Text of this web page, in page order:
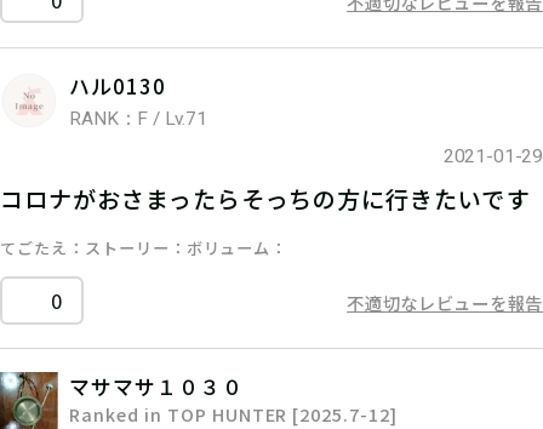
ハル0130
RANK：F / Lv.71
2021-01-29
コロナがおさまったらそっちの方に行きたいです
てごたえ ストーリー ボリューム
0 不適切なレビューを報告
マサマサ１０３０
Ranked in TOP HUNTER [2025.7-12]